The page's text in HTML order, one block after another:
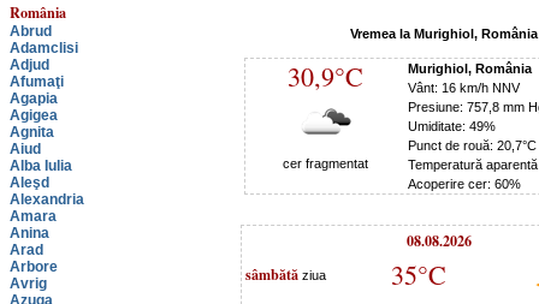
România
Abrud
Adamclisi
Adjud
Afumaţi
Agapia
Agigea
Agnita
Aiud
Alba Iulia
Aleşd
Alexandria
Amara
Anina
Arad
Arbore
Avrig
Azuga
Vremea la Murighiol, România
30,9°C
cer fragmentat
Murighiol, România
Vânt: 16 km/h NNV
Presiune: 757,8 mm
Umiditate: 49%
Punct de rouă: 20,7°C
Temperatură
Acoperire cer: 60%
08.08.2026
sâmbătă ziua 35°C